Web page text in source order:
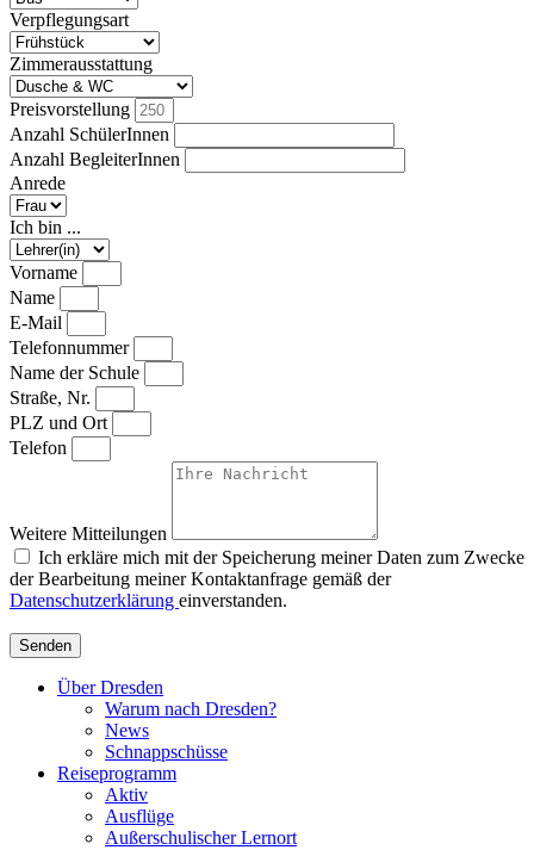
Verpflegungsart
Zimmerausstattung
Preisvorstellung
Anzahl SchülerInnen
Anzahl BegleiterInnen
Anrede
Ich bin ...
Vorname
Name
E-Mail
Telefonnummer
Name der Schule
Straße, Nr.
PLZ und Ort
Telefon
Weitere Mitteilungen
Ich erkläre mich mit der Speicherung meiner Daten zum Zwecke
der Bearbeitung meiner Kontaktanfrage gemäß der
Datenschutzerklärung einverstanden.
Senden
Über Dresden
Warum nach Dresden?
News
Schnappschüsse
Reiseprogramm
Aktiv
Ausflüge
Außerschulischer Lernort